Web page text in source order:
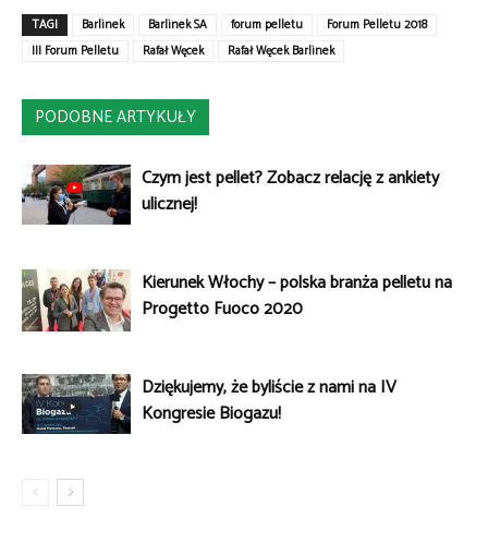
TAGI Barlinek Barlinek SA forum pelletu
Forum Pelletu 2018
III Forum Pelletu
Rafał Węcek Rafał Węcek Barlinek
PODOBNE ARTYKUŁY
Czym jest pellet? Zobacz relację z ankiety
ulicznej!
Kierunek Włochy – polska branża pelletu na
Progetto Fuoco 2020
Dziękujemy, że byliście z nami na IV
Kongresie Biogazu!